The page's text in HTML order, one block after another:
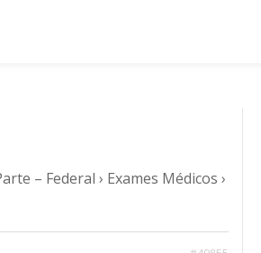
– Federal › Exames Médicos ›